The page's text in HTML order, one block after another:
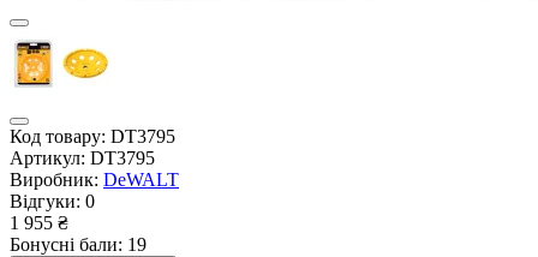
Код товару: DT3795
Артикул: DT3795
Виробник: DeWALT
Відгуки: 0
1 955 ₴
Бонусні бали: 19